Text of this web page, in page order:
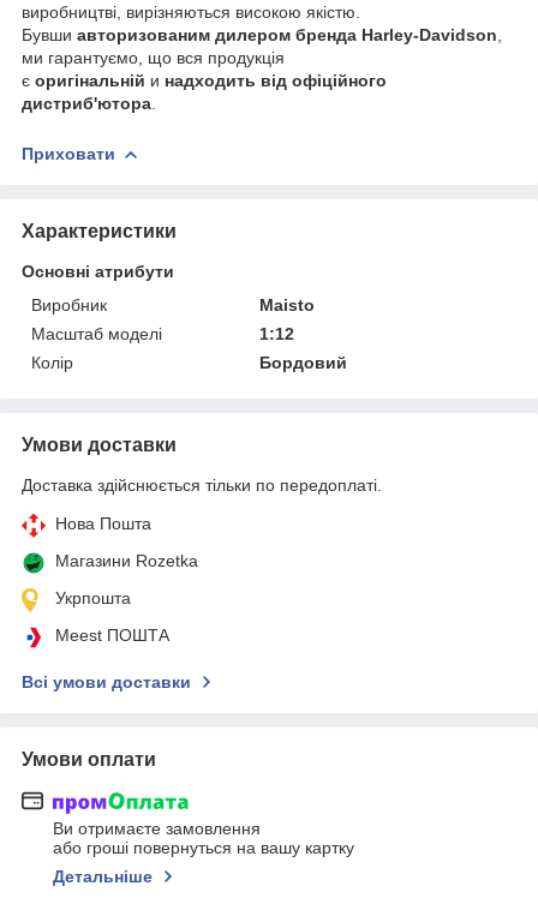
виробництві, вирізняються високою якістю.
Бувши авторизованим дилером бренда Harley-Davidson
ми гарантуємо, що вся продукція
є оригінальній и надходить від офіційного
дистриб'ютора
Приховати
Характеристики
Основні атрибути
Виробник
Maisto
Масштаб моделі
1:12
Колір
Бордовий
Умови доставки
Доставка здійснюється тільки по передоплаті.
Нова Пошта
Магазини Rozetka
Укрпошта
Meest ПОШТА
Всі умови доставки
Умови оплати
Ви отримаєте замовлення
або гроші повернуться на вашу картку
Детальніше